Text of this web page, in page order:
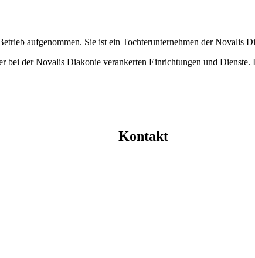
aufgenommen. Sie ist ein Tochterunternehmen der Novalis
der Novalis Diakonie verankerten Einrichtungen und Dienste.
Kontakt